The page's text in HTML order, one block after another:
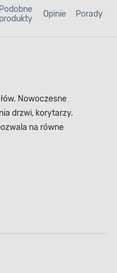
Podobne
produkty
Opinie Porady
Nowoczesne
drzwi, korytarzy.
na równe